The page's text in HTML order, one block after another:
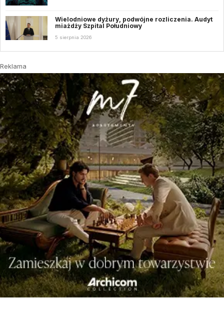
Wielodniowe dyżury, podwójne rozliczenia. Audyt
miażdży Szpital Południowy
5 sierpnia 2026
Reklama